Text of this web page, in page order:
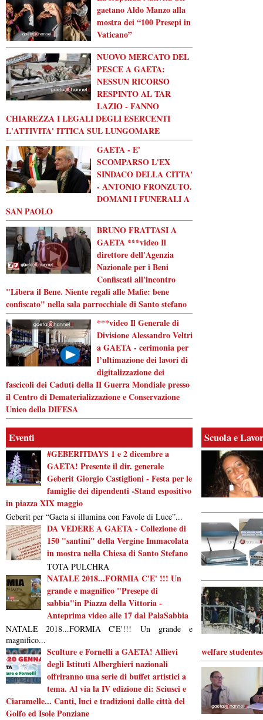
gaetano Aldo Manzo alla
mostra dei “100 Presepi in
Vaticano”
NUOVO MERCATO DEL
PESCE A GAETA:
NESSUN RICORSO
RESPINTO AL TAR
LAZIO - FANNO
CHIAREZZA I LEGALI DEGLI ESERCENTI
L'ATTIVITA' ITTICA SUL LUNGOMARE
GAETA - E'
SCOMPARSO L'EX
SINDACO DELLA CITTA'
- ANTONIO FRONZUTO.
DOMANI I FUNERALI A
SAN PAOLO
BRUNO FRATTASI A
GAETA ***video Il
direttore dell'Agenzia
Nazionale per i Beni
Confiscati all'incontro
"Libera il Bene. Niente regali alle Mafie: bene
confiscato" nella sala parrocchiale di Santo stefano
***video Il Generale di
Divisione Alessandro Veltri
a GAETA - cerimonia per
l’ultimazione dei lavori di
digitalizzazione dei
fascicoli dei Caduti della II Guerra Mondiale presso
il Centro di Dematerializzazione e Conservazione
Unico della DIFESA
Eventi
#GEBERITDAYS 1 e 2 dicembre a
GAETA! Presente il dir. generale
Geberit Giorgio Castiglioni - Festa per le
famiglie dei dipendenti -Stand espositivo
in piazza XIX maggio
Geberit per “Gaeta si illumina con Favole di Luce”...
DA VEDERE A GAETA - Collezione di
150 "santini" della Vergine Immacolata
in mostra nella Chiesa di Santo Stefano
TOTA PULCHRA
NATALE 2018...FORMIA C'E' !!! Un
grande e magnifico "Presepe di
sabbia"in Piazza della Vittoria -
Anteprima video alle 17 dal PalaSabbia
NATALE 2018...FORMIA C'E'!!! Un grande e
magnifico...
Sculture e Fornelli a GAETA! Allievi
degli Istituti Alberghieri nazionali
offriranno una serie di buffet artistici a
tema. Al via la IV edizione di: Sciusci e
Ciaramelle... Canti, luci e tradizioni dalle città del
Golfo ed Isole Ponziane
Scuola e
welfare